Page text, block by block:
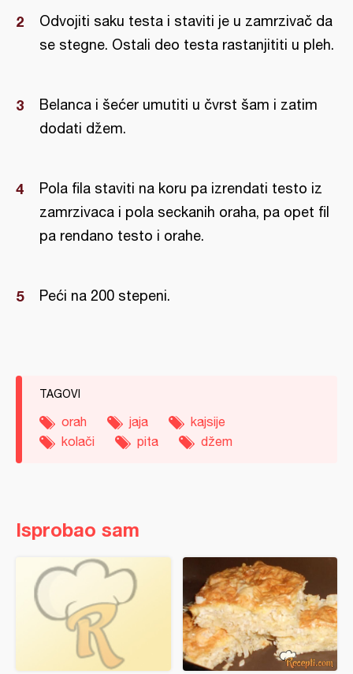
Odvojiti saku testa i staviti je u zamrzivač da
se stegne. Ostali deo testa rastanjititi u pleh.
Belanca i šećer umutiti u čvrst šam i zatim
dodati džem.
Pola fila staviti na koru pa izrendati testo iz
zamrzivaca i pola seckanih oraha, pa opet fil
pa rendano testo i orahe.
Peći na 200 stepeni.
TAGOVI
orah jaja
kajsije
kolači
pita džem
Isprobao sam